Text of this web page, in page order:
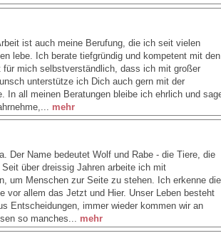
ist auch meine Berufung, die ich seit vielen
lebe. Ich berate tiefgründig und kompetent mit den
für mich selbstverständlich, dass ich mit großer
unterstütze ich Dich auch gern mit der
In all meinen Beratungen bleibe ich ehrlich und
mehr
Der Name bedeutet Wolf und Rabe - die Tiere, die
über dreissig Jahren arbeite ich mit
um Menschen zur Seite zu stehen. Ich erkenne die
vor allem das Jetzt und Hier. Unser Leben besteht
Entscheidungen, immer wieder kommen wir an
so manches... mehr